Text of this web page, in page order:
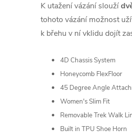
K utažení vázání slouží
tohoto vázání možnost
k břehu v ní vklidu dojít
4D Chassis System
Honeycomb FlexFloor
45 Degree Angle
Women's Slim Fit
Removable Trek Walk
Built in TPU Shoe Horn